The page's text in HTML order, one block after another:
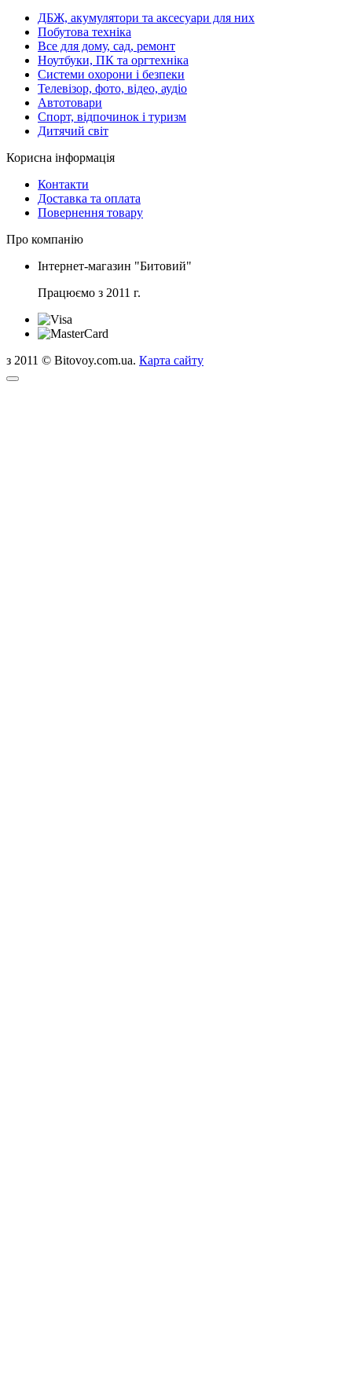
ДБЖ, акумулятори та аксесуари для них
Побутова техніка
Все для дому, сад, ремонт
Ноутбуки, ПК та оргтехніка
Системи охорони і безпеки
Телевізор, фото, відео, аудіо
Автотовари
Спорт, відпочинок і туризм
Дитячий світ
Корисна інформація
Контакти
Доставка та оплата
Повернення товару
Про компанію
Інтернет-магазин "Битовий"
Працюємо з 2011 г.
з 2011 © Bitovoy.com.ua. Карта сайту